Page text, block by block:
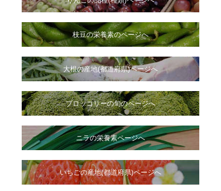
枝豆の栄養素のページへ
大根の産地(都道府県)ページへ
ブロッコリーの旬のページへ
ニラの栄養素ページへ
いちごの産地(都道府県)ページへ